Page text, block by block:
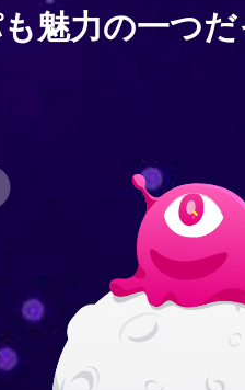
魅力の一つ